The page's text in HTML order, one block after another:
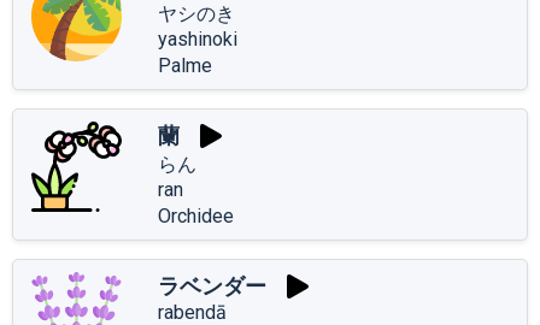
ヤシのき
yashinoki
Palme
蘭
らん
ran
Orchidee
ラベンダー
rabendā